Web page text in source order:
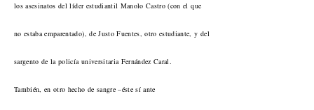
los asesinatos del líder estudiantil Manolo Castro (con el que
no estaba emparentado), de Justo Fuentes, otro estudiante, y del
sargento de la policía universitaria Fernández Caral.
También, en otro hecho de sangre –éste sí ante